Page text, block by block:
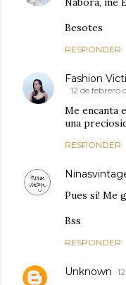
Besotes
RESPONDER
Fashion
12 de febrero
Me encanta
una
RESPONDER
Pues sí! Me
Bss
RESPONDER
Unknown